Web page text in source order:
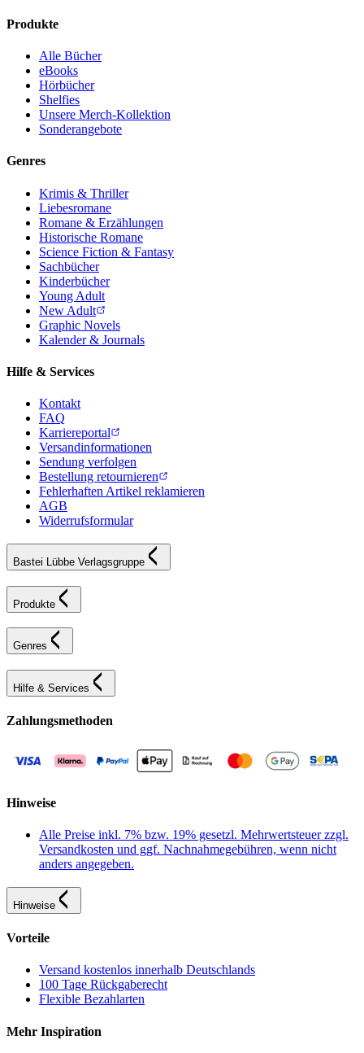
Produkte
Alle Bücher
eBooks
Hörbücher
Shelfies
Unsere Merch-Kollektion
Sonderangebote
Genres
Krimis & Thriller
Liebesromane
Romane & Erzählungen
Historische Romane
Science Fiction & Fantasy
Sachbücher
Kinderbücher
Young Adult
New Adult
Graphic Novels
Kalender & Journals
Hilfe & Services
Kontakt
FAQ
Karriereportal
Versandinformationen
Sendung verfolgen
Bestellung retournieren
Fehlerhaften Artikel reklamieren
AGB
Widerrufsformular
Bastei Lübbe Verlagsgruppe
Produkte
Genres
Hilfe & Services
Zahlungsmethoden
Hinweise
Alle Preise inkl. 7% bzw. 19% gesetzl. Mehrwertsteuer zzgl.
Versandkosten und ggf. Nachnahmegebühren, wenn nicht
anders angegeben.
Hinweise
Vorteile
Versand kostenlos innerhalb Deutschlands
100 Tage Rückgaberecht
Flexible Bezahlarten
Mehr Inspiration